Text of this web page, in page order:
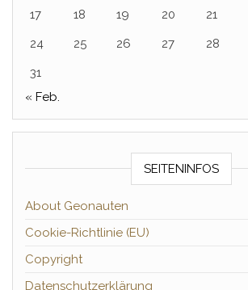
17
18 19 20 21
24
25 26 27 28
31
« Feb.
SEITENINFOS
About Geonauten
Cookie-Richtlinie (EU)
Copyright
Datenschutzerklärung